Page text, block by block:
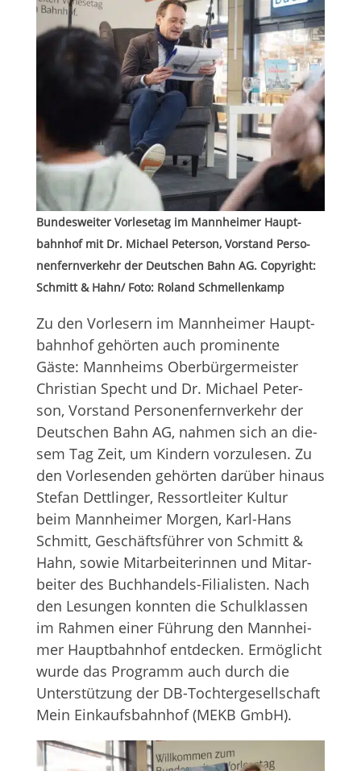
Bun­des­wei­ter Vor­le­se­tag im Mann­hei­mer Haupt­
bahn­hof mit Dr. Michael Peter­son, Vor­stand Per­so­
nen­fern­ver­kehr der Deut­schen Bahn AG. Copy­right:
Schmitt & Hahn/ Foto: Roland Schmellenkamp
Zu den Vor­le­sern im Mann­hei­mer Haupt­
bahn­hof gehör­ten auch pro­mi­nente
Gäste: Mann­heims Ober­bür­ger­meis­ter
Chris­tian Specht und Dr. Michael Peter­
son, Vor­stand Per­so­nen­fern­ver­kehr der
Deut­schen Bahn AG, nah­men sich an die­
sem Tag Zeit, um Kin­dern vor­zu­le­sen. Zu
den Vor­le­sen­den gehör­ten dar­über hin­aus
Ste­fan Dett­lin­ger, Res­sort­lei­ter Kul­tur
beim Mann­hei­mer Mor­gen, Karl-Hans
Schmitt, Geschäfts­füh­rer von Schmitt &
Hahn, sowie Mit­ar­bei­te­rin­nen und Mit­ar­
bei­ter des Buch­han­dels-Filia­lis­ten. Nach
den Lesun­gen konn­ten die Schul­klas­sen
im Rah­men einer Füh­rung den Mann­hei­
mer Haupt­bahn­hof ent­de­cken. Ermög­licht
wurde das Pro­gramm auch durch die
Unter­stüt­zung der DB-Toch­ter­ge­sell­schaft
Mein Ein­kaufs­bahn­hof (MEKB GmbH).